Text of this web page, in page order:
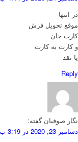
در انتها
موقع تحویل فرش
کارت خان
و کارت به کارت
یا نقد
Reply
نگار صوفیان گفته:
دسامبر 23, 2020 در 3:19 ب.ظ